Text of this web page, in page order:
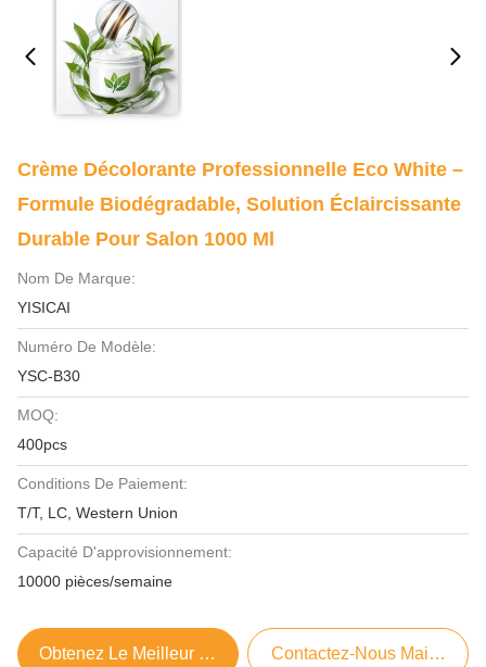
Crème Décolorante Professionnelle Eco White –
Formule Biodégradable, Solution Éclaircissante
Durable Pour Salon 1000 Ml
Nom De Marque:
YISICAI
Numéro De Modèle:
YSC-B30
MOQ:
400pcs
Conditions De Paiement:
T/T, LC, Western Union
Capacité D'approvisionnement:
10000 pièces/semaine
Obtenez Le Meilleur Prix Contactez-Nous Maintenant